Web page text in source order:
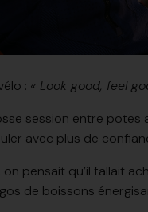
: « Look good, feel
session entre potes
avec plus de
on pensait qu’il fallait
de boissons